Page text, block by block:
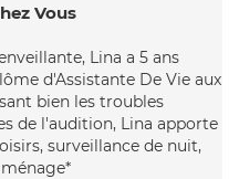
Vous
Lina a 5 ans
d'Assistante De Vie aux
bien les troubles
de l'audition, Lina apporte
surveillance de nuit,